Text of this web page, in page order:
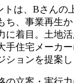
トは、Bさんの
ち、事業再生
に着目。土地
手住宅メーカ
ションを提案し